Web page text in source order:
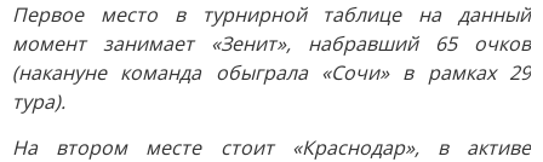
Первое место в турнирной таблице на данный
момент занимает «Зенит», набравший 65 очков
(накануне команда обыграла «Сочи» в рамках 29
тура).
На втором месте стоит «Краснодар», в активе